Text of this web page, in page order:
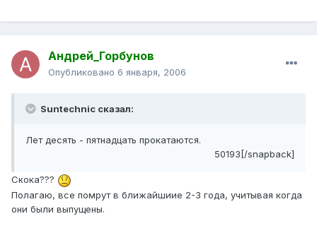
Андрей_Горбунов
Опубликовано 6 января, 2006
Suntechnic сказал:
Лет десять - пятнадцать прокатаются.
50193[/snapback]
Скока???
Полагаю, все помрут в ближайшиие 2-3 года, учитывая когда
они были выпущены.